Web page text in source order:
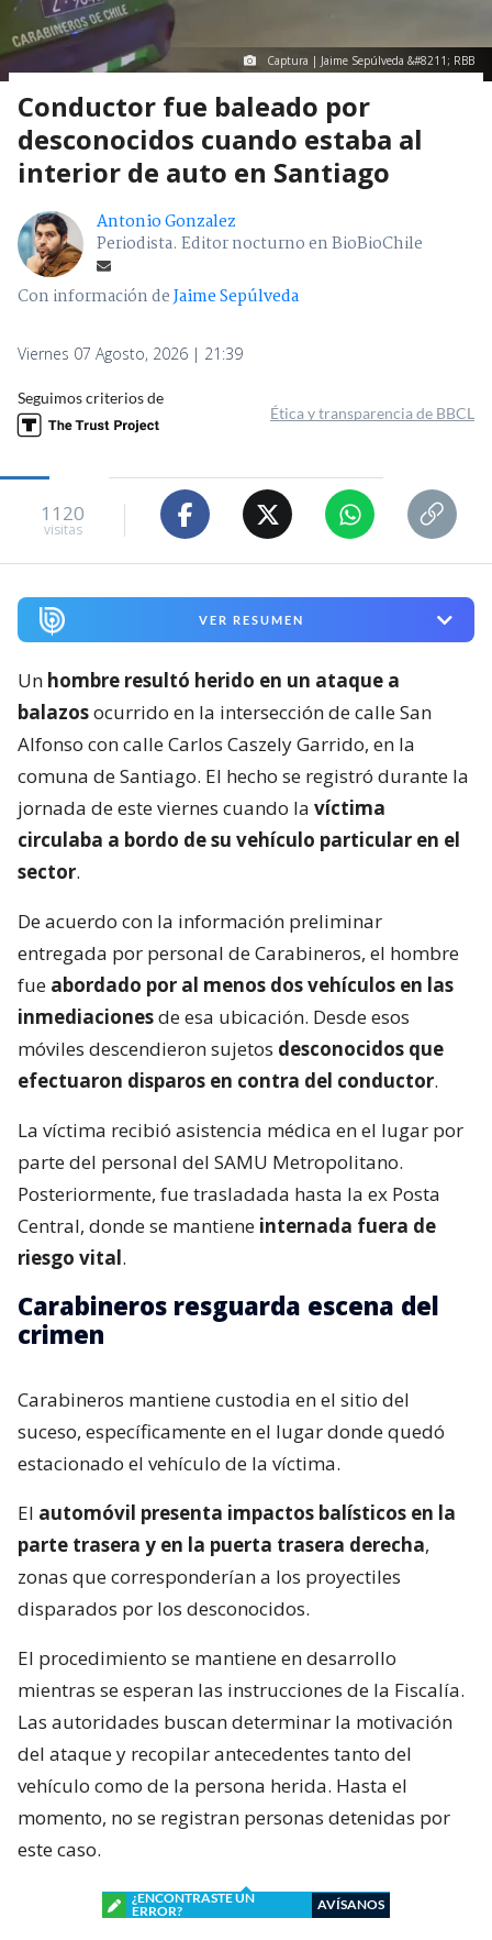
Captura | Jaime Sepúlveda &#8211; RBB
Conductor fue baleado por
desconocidos cuando estaba al
interior de auto en Santiago
Antonio Gonzalez
Periodista. Editor nocturno en BioBioChile
Con información deJaime Sepúlveda
Viernes 07 Agosto, 2026 | 21:39
Seguimos criterios de
Ética y transparencia de BBCL
1120
visitas
VER RESUMEN
Un hombre resultó herido en un ataque a
balazosocurrido en la intersección de calle San
Alfonso con calle Carlos Caszely Garrido, en la
comuna de Santiago. El hecho se registró durante la
jornada de este viernes cuando la víctima
circulaba a bordo de su vehículo particular en el
sector.
De acuerdo con la información preliminar
entregada por personal de Carabineros, el hombre
fue abordado por al menos dos vehículos en las
inmediacionesde esa ubicación. Desde esos
móviles descendieron sujetos desconocidos que
efectuaron disparos en contra del conductor.
La víctima recibió asistencia médica en el lugar por
parte del personal del SAMU Metropolitano.
Posteriormente, fue trasladada hasta la ex Posta
Central, donde se mantiene internada fuera de
riesgo vital.
Carabineros resguarda escena del
crimen
Carabineros mantiene custodia en el sitio del
suceso, específicamente en el lugar donde quedó
estacionado el vehículo de la víctima.
El automóvil presenta impactos balísticos en la
parte trasera y en la puerta trasera derecha,
zonas que corresponderían a los proyectiles
disparados por los desconocidos.
El procedimiento se mantiene en desarrollo
mientras se esperan las instrucciones de la Fiscalía.
Las autoridades buscan determinar la motivación
del ataque y recopilar antecedentes tanto del
vehículo como de la persona herida. Hasta el
momento, no se registran personas detenidas por
este caso.
¿ENCONTRASTE UN
ERROR?
AVÍSANOS